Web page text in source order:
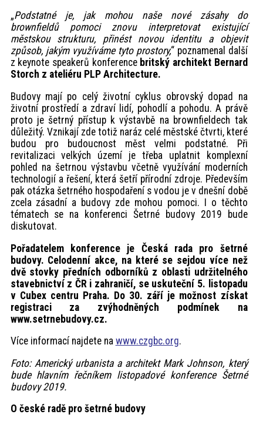
„Podstatné je, jak mohou naše nové zásahy do
brownfieldů pomoci znovu interpretovat existující
městskou strukturu, přinést novou identitu a objevit
způsob, jakým využíváme tyto prostory,“ poznamenal další
z keynote speakerů konference britský architekt Bernard
Storch z ateliéru PLP Architecture.
Budovy mají po celý životní cyklus obrovský dopad na
životní prostředí a zdraví lidí, pohodlí a pohodu. A právě
proto je šetrný přístup k výstavbě na brownfieldech tak
důležitý. Vznikají zde totiž naráz celé městské čtvrti, které
budou pro budoucnost měst velmi podstatné. Při
revitalizaci velkých území je třeba uplatnit komplexní
pohled na šetrnou výstavbu včetně využívání moderních
technologií a řešení, která šetří přírodní zdroje. Především
pak otázka šetrného hospodaření s vodou je v dnešní době
zcela zásadní a budovy zde mohou pomoci. I o těchto
tématech se na konferenci Šetrné budovy 2019 bude
diskutovat.
Pořadatelem konference je Česká rada pro šetrné
budovy. Celodenní akce, na které se sejdou více než
dvě stovky předních odborníků z oblasti udržitelného
stavebnictví z ČR i zahraničí, se uskuteční 5. listopadu
v Cubex centru Praha. Do 30. září je možnost získat
registraci za zvýhodněných podmínek na
www.setrnebudovy.cz.
Více informací najdete na www.czgbc.org.
Foto: Americký urbanista a architekt Mark Johnson, který
bude hlavním řečníkem listopadové konference Šetrné
budovy 2019.
O české radě pro šetrné budovy